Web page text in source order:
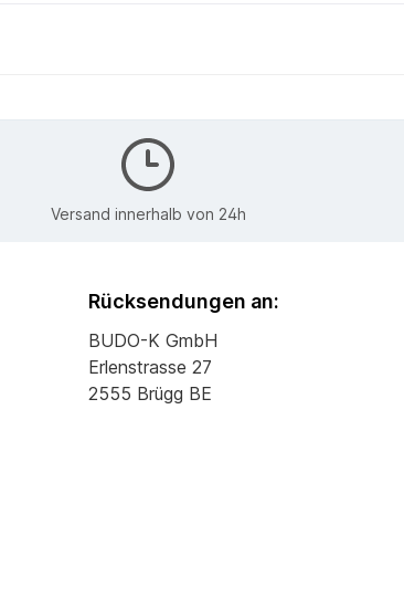
Versand innerhalb von 24h
Rücksendungen an:
BUDO-K GmbH
Erlenstrasse 27
2555 Brügg BE